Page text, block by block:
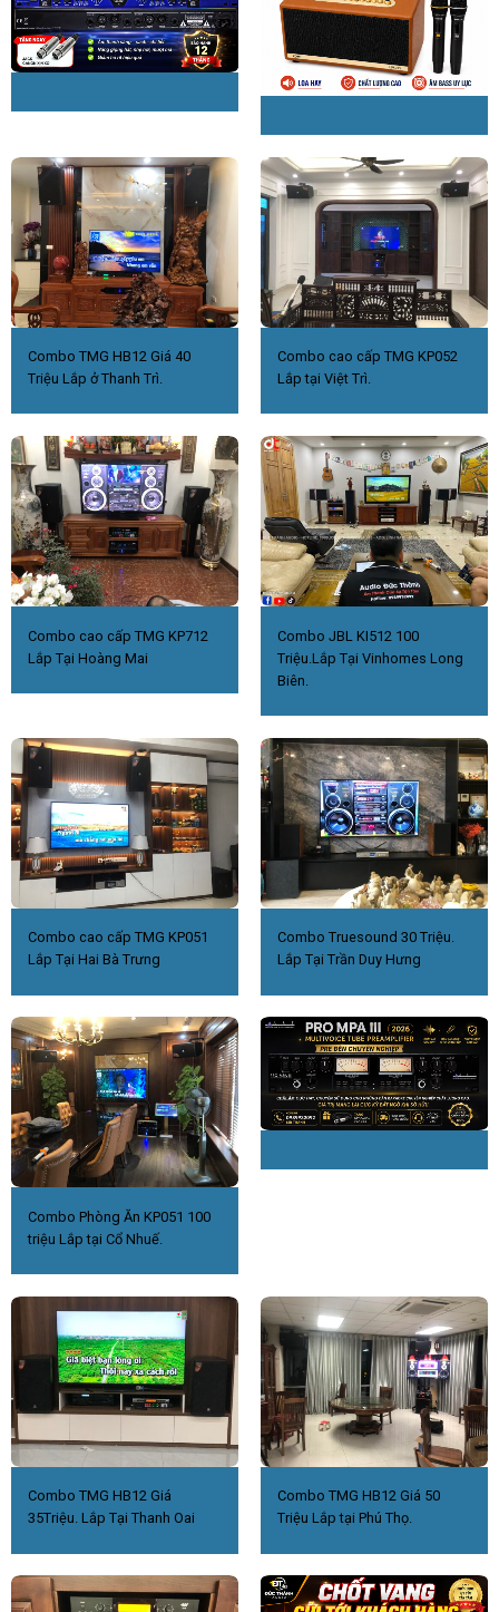
Combo TMG HB12 Giá 40
Triệu Lắp ở Thanh Trì.
Combo cao cấp TMG KP052
Lắp tại Việt Trì.
Combo cao cấp TMG KP712
Lắp Tại Hoàng Mai
Combo JBL KI512 100
Triệu.Lắp Tại Vinhomes Long
Biên.
Combo cao cấp TMG KP051
Lắp Tại Hai Bà Trưng
Combo Truesound 30 Triệu.
Lắp Tại Trần Duy Hưng
Combo Phòng Ăn KP051 100
triệu Lắp tại Cổ Nhuế.
Combo TMG HB12 Giá
35Triệu. Lắp Tại Thanh Oai
Combo TMG HB12 Giá 50
Triệu Lắp tại Phú Thọ.